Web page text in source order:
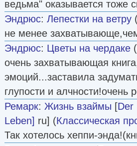
ведьма" оказывается тоже
Эндрюс: Лепестки на ветру
не менее
Эндрюс: Цветы на чердаке (
очень захватывающая
эмоций...заставила
глупости и алчности!очень
Ремарк: Жизнь взаймы [Der
Leben] ru] (Классическая
Так хотелось хеппи-